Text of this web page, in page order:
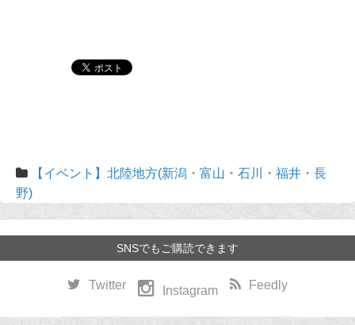
【イベント】北陸地方(新潟・富山・石川・福井・長
野)
SNSでもご購読できます
Twitter Instagram Feedly